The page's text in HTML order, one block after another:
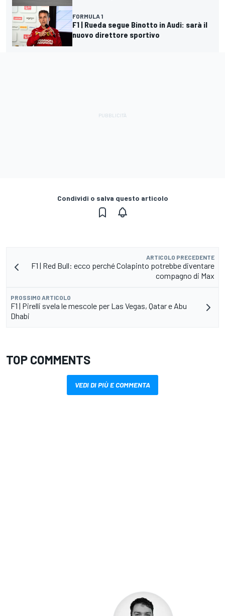
FORMULA 1
F1 | Rueda segue Binotto in Audi: sarà il
nuovo direttore sportivo
Condividi o salva questo articolo
ARTICOLO PRECEDENTE
F1 | Red Bull: ecco perché Colapinto potrebbe diventare
compagno di Max
PROSSIMO ARTICOLO
F1 | Pirelli svela le mescole per Las Vegas, Qatar e Abu
Dhabi
TOP COMMENTS
VEDI DI PIÙ E COMMENTA